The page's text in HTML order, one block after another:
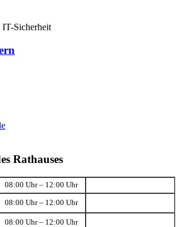
Rathauses
08:00 Uhr – 12:00 Uhr
08:00 Uhr – 12:00 Uhr
08:00 Uhr – 12:00 Uhr